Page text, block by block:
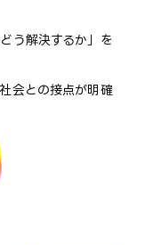
う解決するか」を
会との接点が明確